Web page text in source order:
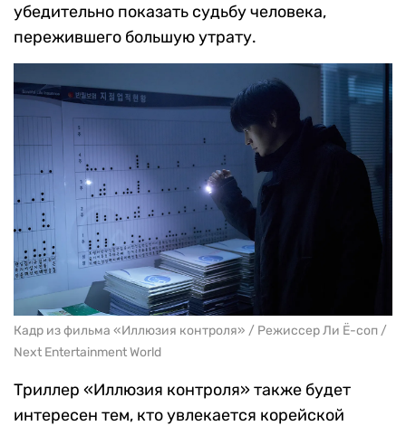
убедительно показать судьбу человека,
пережившего большую утрату.
Кадр из фильма «Иллюзия контроля» / Режиссер Ли Ё-соп /
Next Entertainment World
Триллер «Иллюзия контроля» также будет
интересен тем, кто увлекается корейской